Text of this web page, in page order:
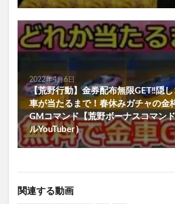
2022年4月6日
【荒野行動】金券配布無限GET‼隠
車が当たるまで！春休みガチャの金
GMコマンド【荒野ボーナスコマン
ルYouTuber）
関連する動画